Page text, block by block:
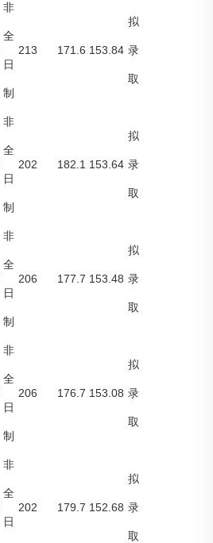
非
全
日
制
213 171.6 153.84
拟
录
取
非
全
日
制
202 182.1 153.64
拟
录
取
非
全
日
制
206 177.7 153.48
拟
录
取
非
全
日
制
206 176.7 153.08
拟
录
取
非
全
日
202 179.7 152.68
拟
录
取